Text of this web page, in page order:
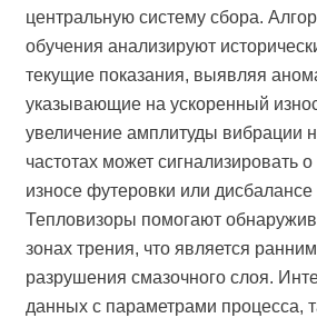
центральную систему сбора.
обучения анализируют
текущие показания, выявляя
указывающие на ускоренный
увеличение амплитуды вибрации
частотах может сигнализировать
износе футеровки или дисбалансе
Тепловизоры помогают
зонах трения, что является
разрушения смазочного слоя.
данных с параметрами процесса,